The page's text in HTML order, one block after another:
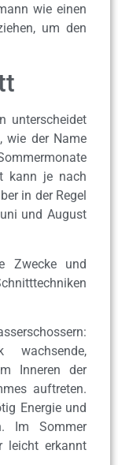
wie einen
um den
unterscheidet
wie der Name
kann je nach
in der Regel
und August
Zwecke und
wachsende,
Inneren der
auftreten.
Energie und
Im Sommer
leicht erkannt